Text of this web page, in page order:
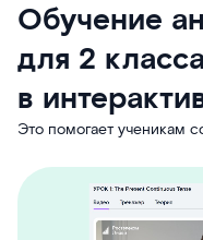
Обучение
для 2
в
Это помогает ученикам